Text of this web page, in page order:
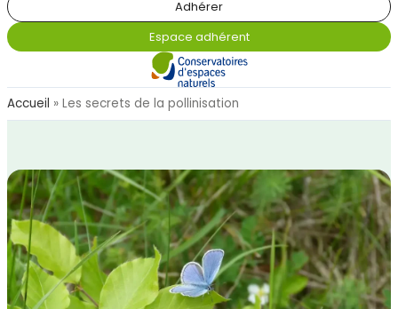
Adhérer
Espace adhérent
Accueil » Les secrets de la pollinisation